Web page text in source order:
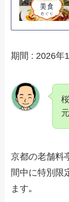
期間 : 2026年
京都の老舗料
間中に特別限
ます｡